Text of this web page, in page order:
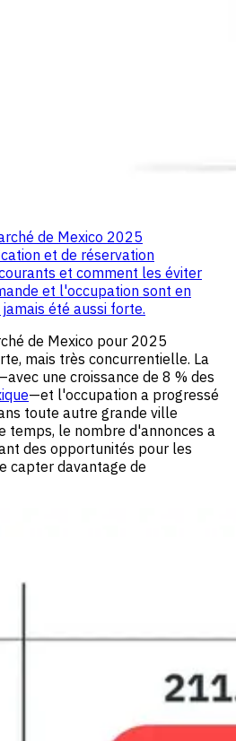
de Mexico 2025
et de réservation
et comment les éviter
et l'occupation sont en
été aussi forte.
de Mexico pour 2025
mais très concurrentielle. La
une croissance de 8 % des
—et l'occupation a progressé
toute autre grande ville
temps, le nombre d'annonces a
des opportunités pour les
capter davantage de